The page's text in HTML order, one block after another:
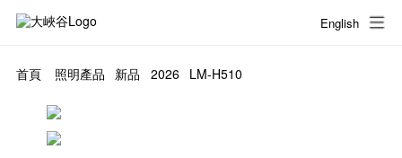
English
首頁 照明產品 新品 2026 LM-H510